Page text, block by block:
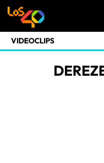
VIDEOCLIPS